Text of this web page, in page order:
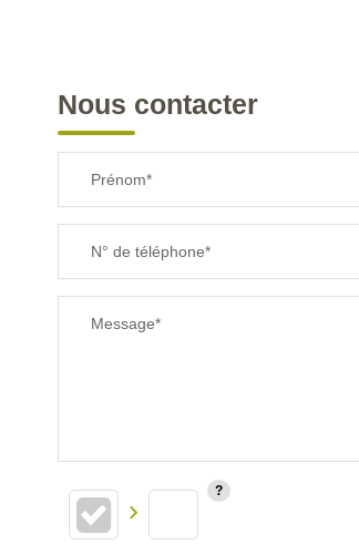
Nous contacter
Prénom*
N° de téléphone*
Message*